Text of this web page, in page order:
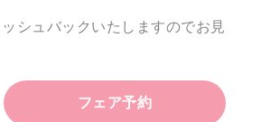
シュバックいたしますのでお見
フェア予約